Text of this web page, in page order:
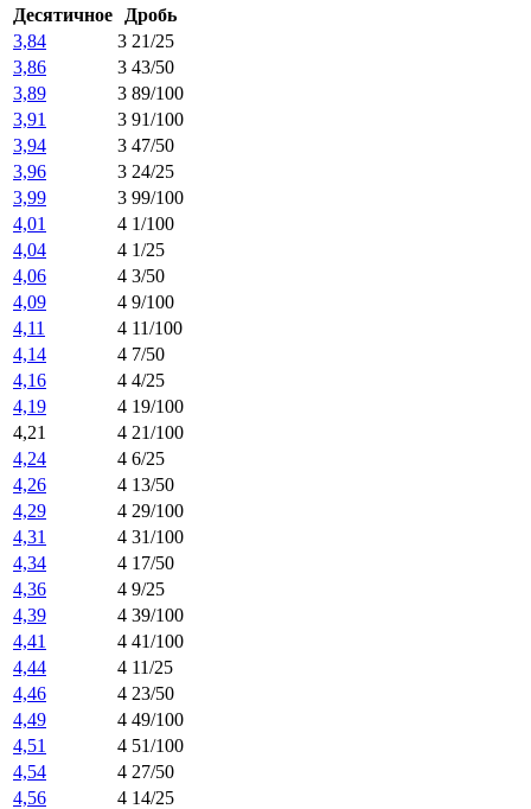
Десятичное
Дробь
3,84
3 21/25
3,86
3 43/50
3,89
3 89/100
3,91
3 91/100
3,94
3 47/50
3,96
3 24/25
3,99
3 99/100
4,01
4 1/100
4,04
4 1/25
4,06
4 3/50
4,09
4 9/100
4,11
4 11/100
4,14
4 7/50
4,16
4 4/25
4,19
4 19/100
4,21
4 21/100
4,24
4 6/25
4,26
4 13/50
4,29
4 29/100
4,31
4 31/100
4,34
4 17/50
4,36
4 9/25
4,39
4 39/100
4,41
4 41/100
4,44
4 11/25
4,46
4 23/50
4,49
4 49/100
4,51
4 51/100
4,54
4 27/50
4,56
4 14/25